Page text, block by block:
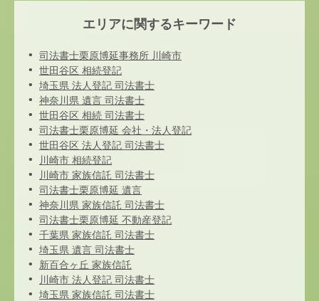
エリアに関するキーワード
司法書士栗原博延事務所 川崎市
世田谷区 相続登記
埼玉県 法人登記 司法書士
神奈川県 遺言 司法書士
世田谷区 相続 司法書士
司法書士栗原博延 会社・法人登記
世田谷区 法人登記 司法書士
川崎市 相続登記
川崎市 家族信託 司法書士
司法書士栗原博延 遺言
神奈川県 家族信託 司法書士
司法書士栗原博延 不動産登記
千葉県 家族信託 司法書士
埼玉県 遺言 司法書士
新百合ヶ丘 家族信託
川崎市 法人登記 司法書士
埼玉県 家族信託 司法書士